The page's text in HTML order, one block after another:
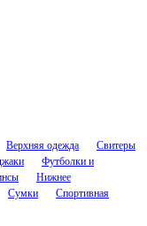
Верхняя одежда
Свитеры
Футболки и
Нижнее
Сумки
Спортивная